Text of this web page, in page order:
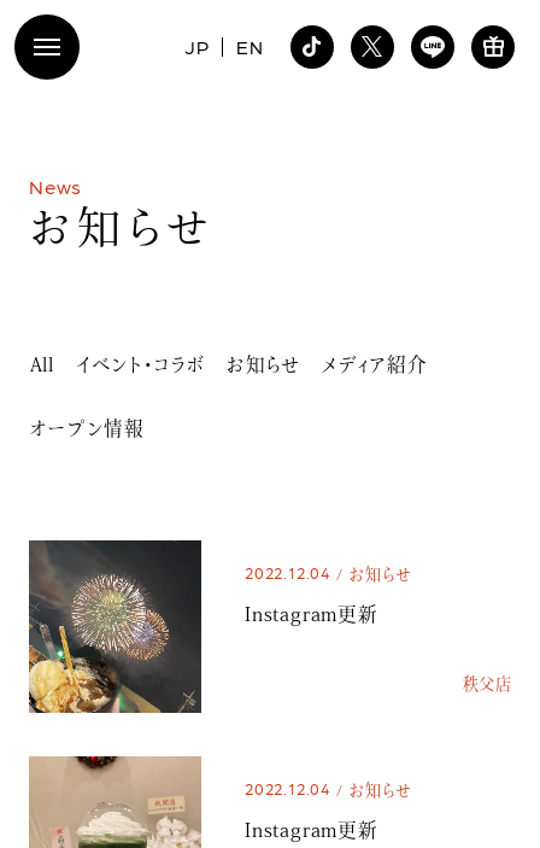
JP EN
News
お 知 ら せ
All イベント・コラボ お知らせ メディア紹介
オープン情報
2022.12.04 お知らせ
Instagram更新
秩父店
2022.12.04 お知らせ
Instagram更新